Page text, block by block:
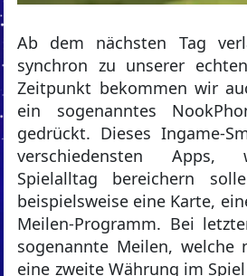
Ab dem nächsten Tag
synchron zu unserer
Zeitpunkt bekommen wir
ein sogenanntes
gedrückt. Dieses Ingame-
verschiedensten Apps,
Spielalltag bereichern
beispielsweise eine Karte,
Meilen-Programm. Bei
sogenannte Meilen, welche
eine zweite Währung im